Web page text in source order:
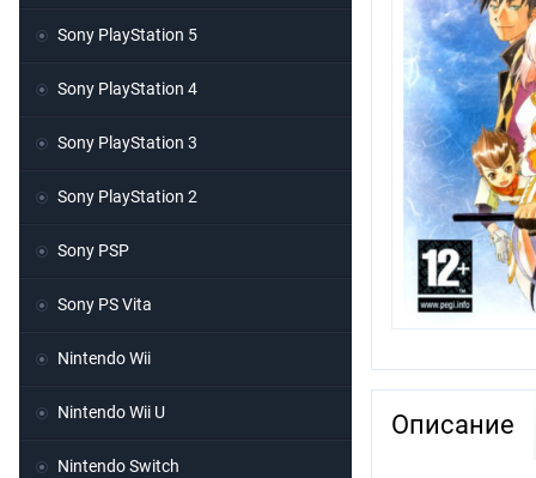
Описание
Sony PlayStation 5
Sony PlayStation 4
Sony PlayStation 3
Sony PlayStation 2
Sony PSP
Sony PS Vita
Nintendo Wii
Nintendo Wii U
Nintendo Switch